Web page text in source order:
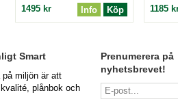
Info Köp
1495 kr 1185
Smart
miljön är att
plånbok och
Prenumerera på
nyhetsbrevet!